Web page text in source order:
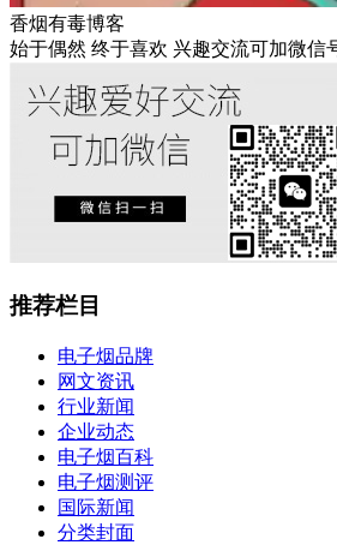
香烟有毒博客
始于偶然 终于喜欢 兴趣交流可加微信
推荐栏目
电子烟品牌
网文资讯
行业新闻
企业动态
电子烟百科
电子烟测评
国际新闻
分类封面